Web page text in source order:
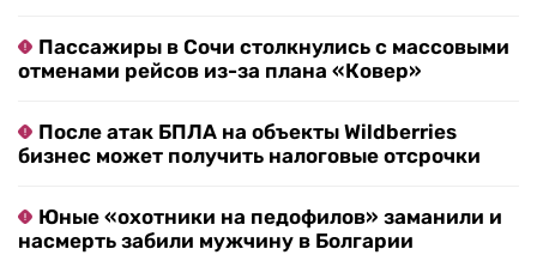
Пассажиры в Сочи столкнулись с массовыми
отменами рейсов из-за плана «Ковер»
После атак БПЛА на объекты Wildberries
бизнес может получить налоговые отсрочки
Юные «охотники на педофилов» заманили и
насмерть забили мужчину в Болгарии